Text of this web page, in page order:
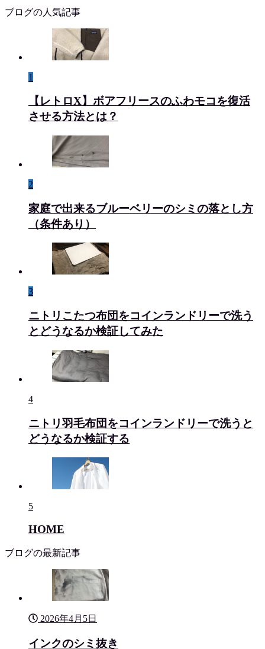
ブログの人気記事
1
【レトロX】ボアフリースのふわモコを復活
させる方法とは？
2
家庭で出来るブルーベリーのシミの落とし方
（条件あり）
3
ニトリこたつ布団をコインランドリーで洗う
とどうなるか検証してみた
4
ニトリ羽毛布団をコインランドリーで洗うと
どうなるか検証する
5
HOME
ブログの最新記事
2026年4月5日
インクのシミ抜き